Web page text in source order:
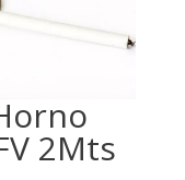
2Mts